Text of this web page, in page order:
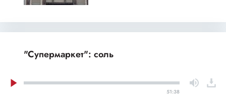
"Супермаркет": соль
51:38